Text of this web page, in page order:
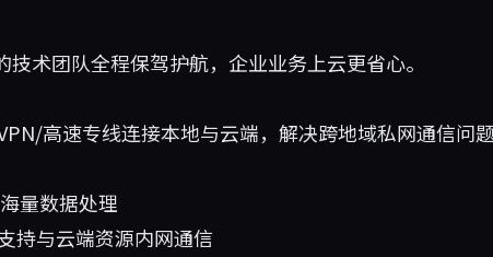
术团队全程保驾护航，企业业务上云更省心。
高速专线连接本地与云端，解决跨地域私网通信问题
量数据处理
持与云端资源内网通信